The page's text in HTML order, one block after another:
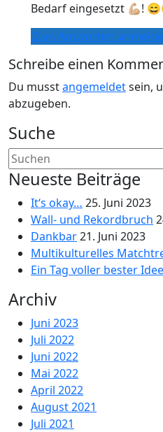
Bedarf eingesetzt 💪🏼!
Zum Antworten
Schreibe einen
Du musstangemeldetsein,
abzugeben.
Suche
Neueste Beiträge
It‘s okay… 25. Juni 2023
Wall- und Rekordbruch
Dankbar21. Juni 2023
Multikulturelles
Ein Tag voller bester
Archiv
Juni 2023
Juli 2022
Juni 2022
Mai 2022
April 2022
August 2021
Juli 2021